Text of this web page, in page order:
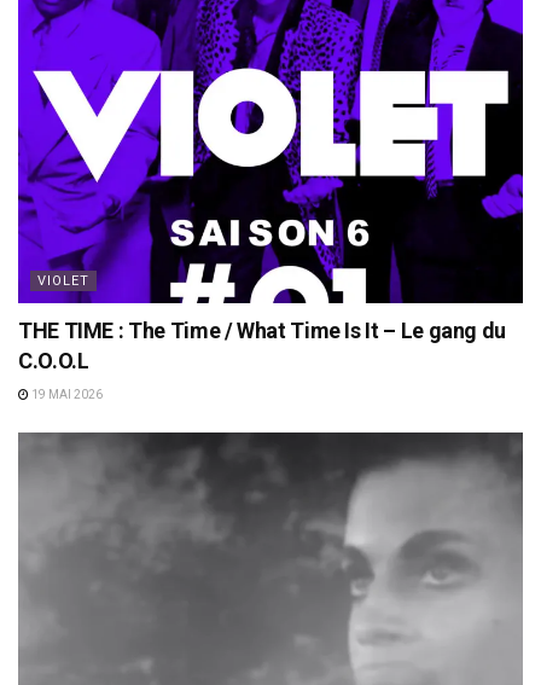
VIOLET
THE TIME : The Time / What Time Is It – Le gang du
C.O.O.L
19 MAI 2026